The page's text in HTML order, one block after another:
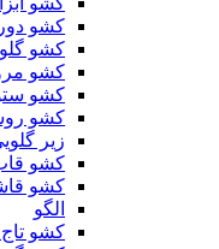
کشو
کشو
کشو
کشو
کشو
زیر
کشو
کشو
الگو
کشو